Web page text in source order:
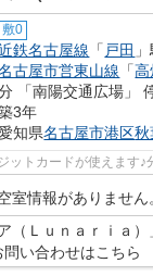
敷0
鉄名古屋線 「 戸田
古屋市営東山線 「高
「南陽交通広場」
3年
知県名古屋市港区秋
ットカードが使えます♪
室情報がありません
（Ｌｕｎａｒｉａ
問い合わせはこちら